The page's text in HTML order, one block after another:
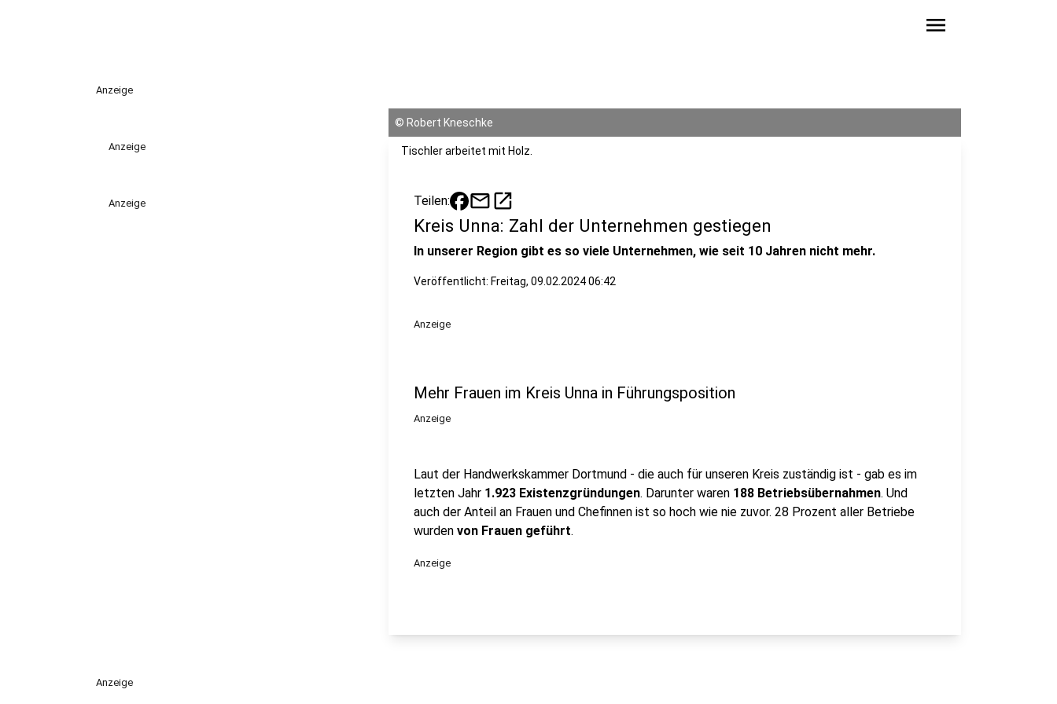
menu
Anzeige
Anzeige
Anzeige
© Robert Kneschke
Tischler arbeitet mit Holz.
Teilen: mailopen_in_new
Kreis Unna: Zahl der Unternehmen gestiegen
In unserer Region gibt es so viele Unternehmen, wie seit 10 Jahren nicht mehr.
Veröffentlicht: Freitag, 09.02.2024 06:42
Anzeige
Mehr Frauen im Kreis Unna in Führungsposition
Anzeige
Laut der Handwerkskammer Dortmund - die auch für unseren Kreis zuständig ist - gab es im
letzten Jahr 1.923 Existenzgründungen. Darunter waren 188 Betriebsübernahmen. Und
auch der Anteil an Frauen und Chefinnen ist so hoch wie nie zuvor. 28 Prozent aller Betriebe
wurden von Frauen geführt.
Anzeige
Anzeige